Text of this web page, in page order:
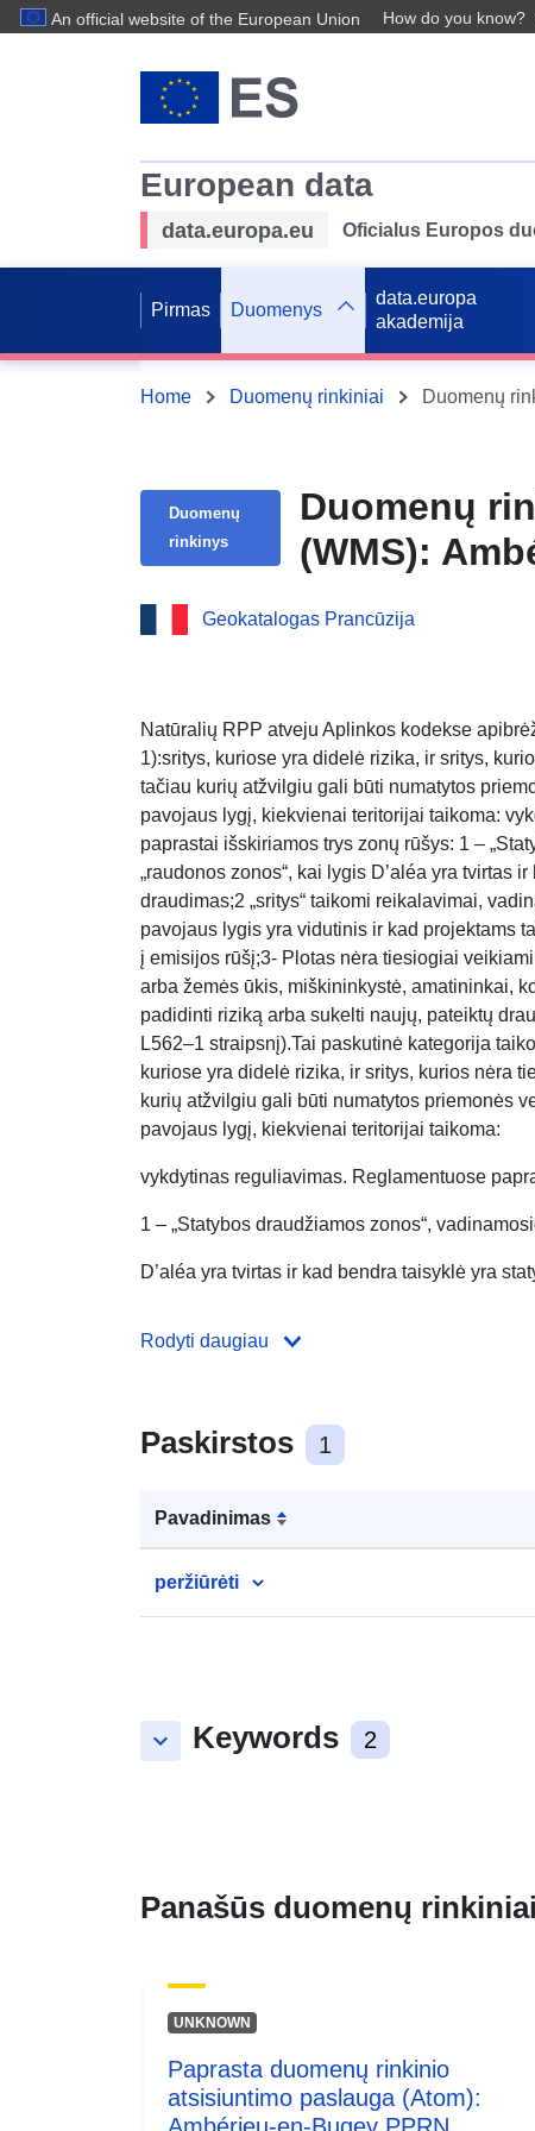
An official website of the European Union How do you know?
European data
data.europa.eu Oficialus Europos
Pirmas Duomenys
data.europa
akademija
Home Duomenų rinkiniai
Duomenų
rinkinys
Duomenų
(WMS):
Geokatalogas Prancūzija
Natūralių RPP atveju Aplinkos kodekse
1):sritys, kuriose yra didelė rizika, ir sritys,
tačiau kurių atžvilgiu gali būti numatytos
pavojaus lygį, kiekvienai teritorijai taikoma:
paprastai išskiriamos trys zonų rūšys: 1 –
„raudonos zonos“, kai lygis D’aléa yra tvirtas
draudimas;2 „sritys“ taikomi reikalavimai,
pavojaus lygis yra vidutinis ir kad projektams
į emisijos rūšį;3- Plotas nėra tiesiogiai
arba žemės ūkis, miškininkystė, amatininkai,
padidinti riziką arba sukelti naujų, pateiktų
L562–1 straipsnį).Tai paskutinė kategorija
kuriose yra didelė rizika, ir sritys, kurios nėra
kurių atžvilgiu gali būti numatytos priemonės
pavojaus lygį, kiekvienai teritorijai taikoma:
vykdytinas reguliavimas. Reglamentuose
1 – „Statybos draudžiamos zonos“,
D’aléa yra tvirtas ir kad bendra taisyklė yra
Rodyti daugiau
Paskirstos 1
Pavadinimas
peržiūrėti
keyboard_arrow_down Keywords 2
Panašūs duomenų rinkiniai
UNKNOWN
Paprasta duomenų rinkinio
atsisiuntimo paslauga (Atom):
Ambérieu-en-Bugey PPRN